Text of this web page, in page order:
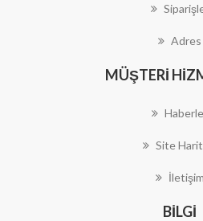
Adres
MÜŞTERI
Site
İletişim
BILGI